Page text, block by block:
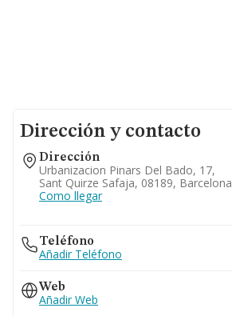
Dirección y contacto
Dirección
Urbanizacion Pinars Del Bado, 17,
Sant Quirze Safaja, 08189, Barcelona
Como llegar
Teléfono
Añadir Teléfono
Web
Añadir Web